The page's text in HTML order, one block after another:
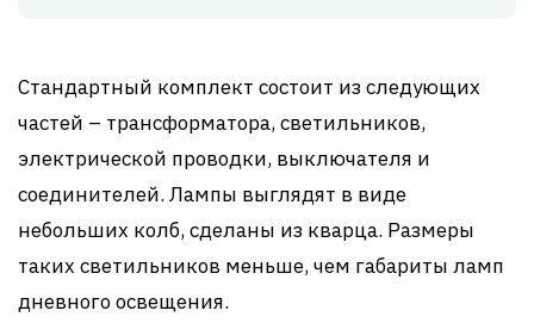
Стандартный комплект состоит из следующих
частей – трансформатора, светильников,
электрической проводки, выключателя и
соединителей. Лампы выглядят в виде
небольших колб, сделаны из кварца. Размеры
таких светильников меньше, чем габариты ламп
дневного освещения.